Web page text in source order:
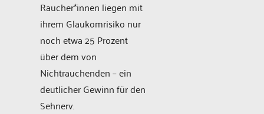
Raucher*innen liegen mit
ihrem Glaukomrisiko nur
noch etwa 25 Prozent
über dem von
Nichtrauchenden – ein
deutlicher Gewinn für den
Sehnerv.